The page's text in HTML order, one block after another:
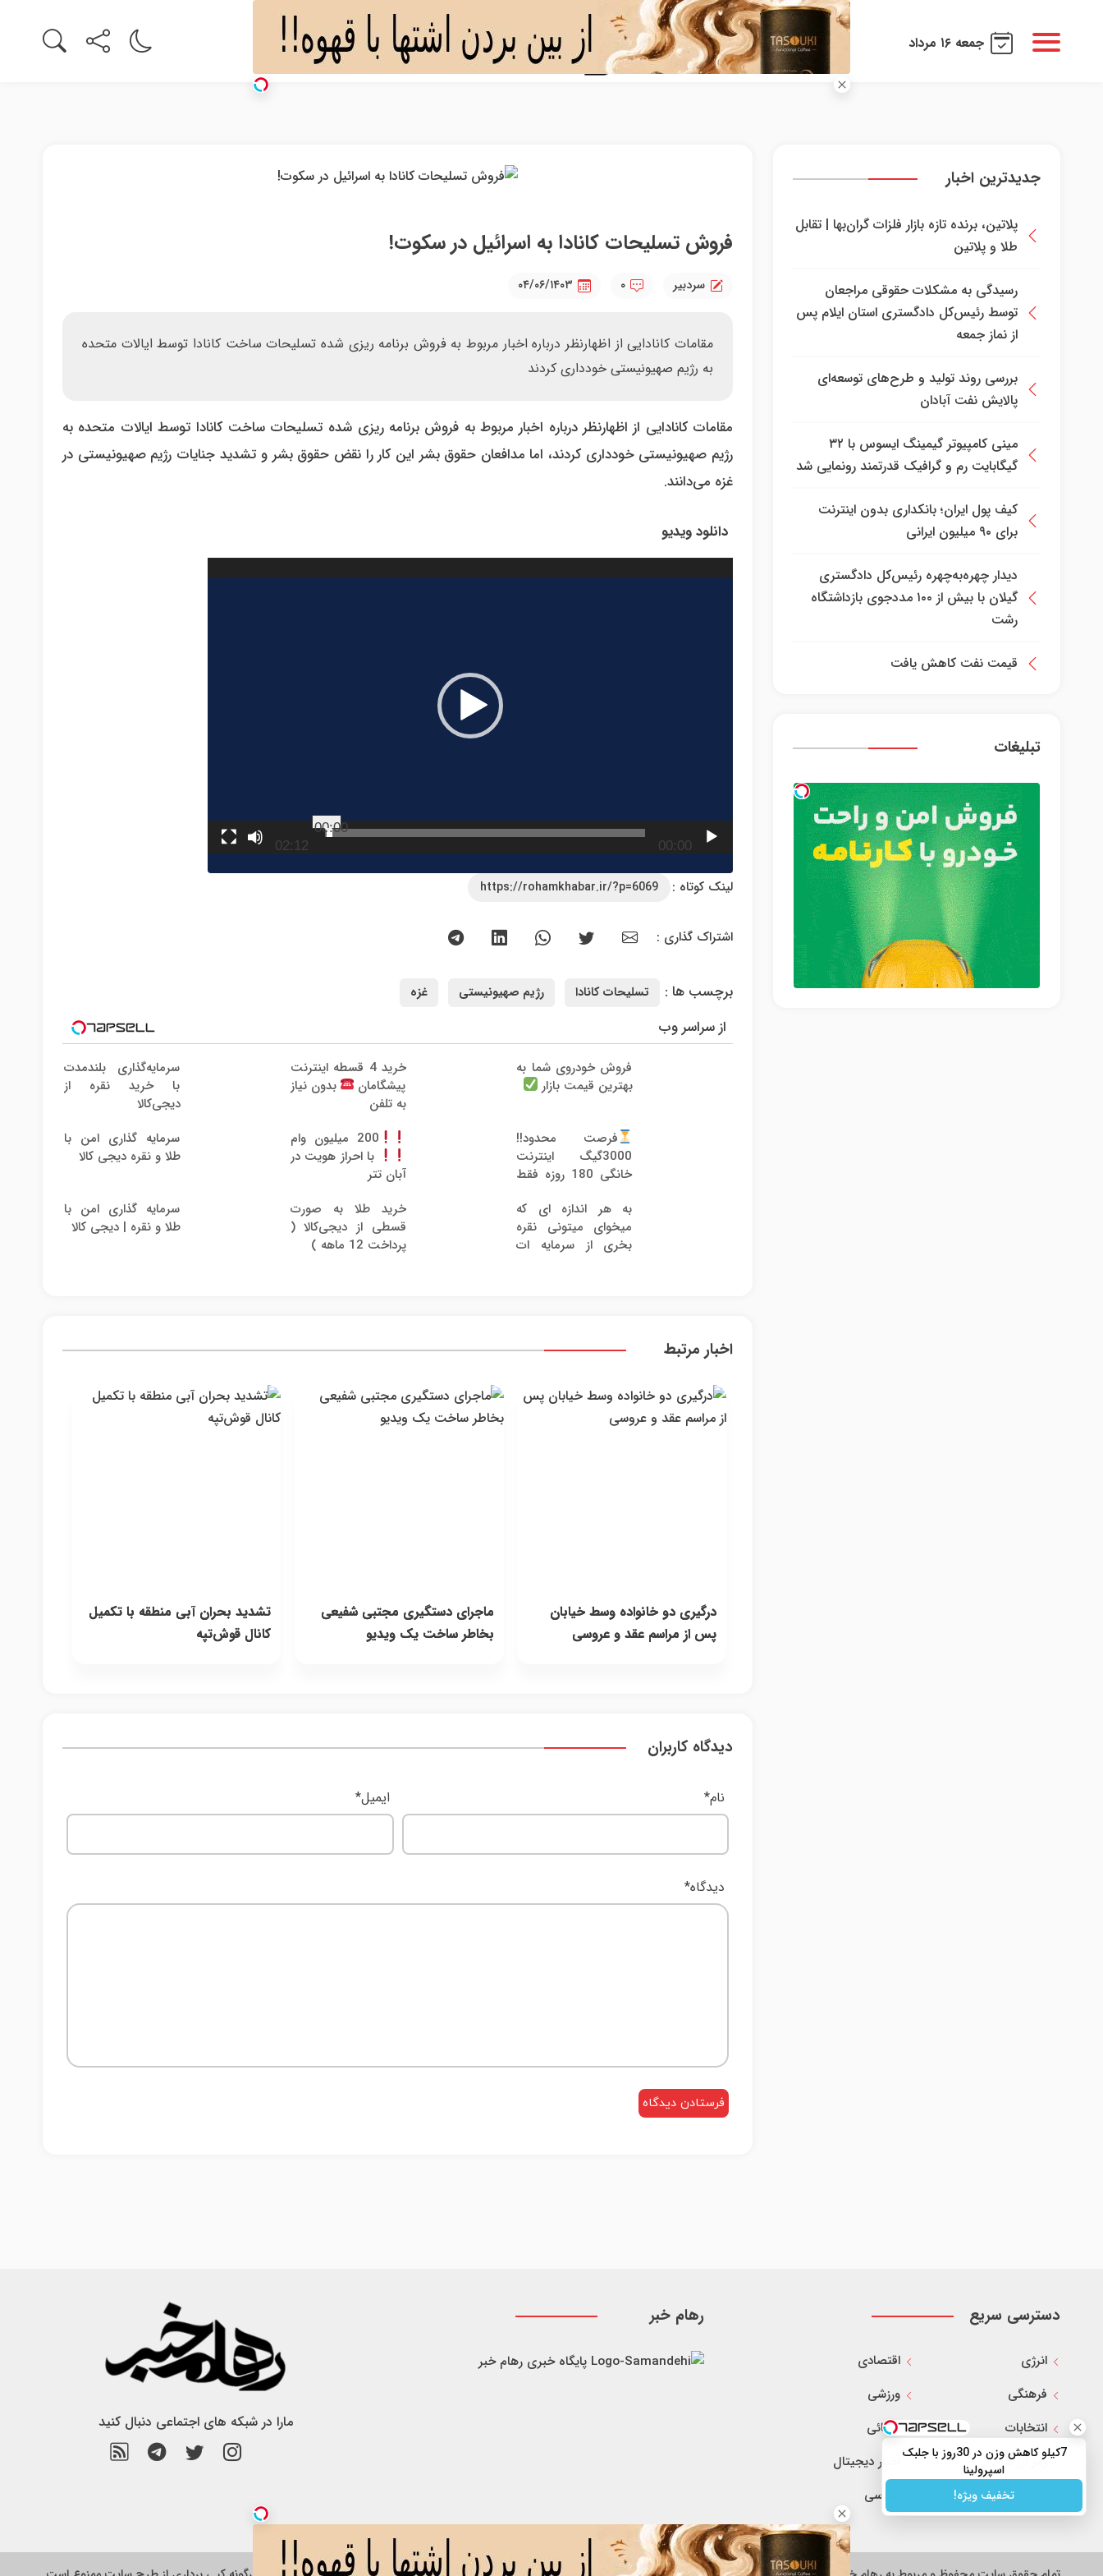
جمعه ۱۶ مرداد
جدیدترین اخبار
پلاتین، برنده تازه بازار فلزات گران‌بها | تقابل
طلا و پلاتین
رسیدگی به مشکلات حقوقی مراجعان
توسط رئیس‌کل دادگستری استان ایلام پس
از نماز جمعه
بررسی روند تولید و طرح‌های توسعه‌ای
پالایش نفت آبادان
مینی کامپیوتر گیمینگ ایسوس با ۳۲
گیگابایت رم و گرافیک قدرتمند رونمایی شد
کیف پول ایران؛ بانکداری بدون اینترنت
برای ۹۰ میلیون ایرانی
دیدار چهره‌به‌چهره رئیس‌کل دادگستری
گیلان با بیش از ۱۰۰ مددجوی بازداشتگاه
رشت
قیمت نفت کاهش یافت
تبلیغات
فروش تسلیحات کانادا به اسرائیل در سکوت!
سردبیر ۰ ۰۴/۰۶/۱۴۰۳
مقامات کانادایی از اظهارنظر درباره اخبار مربوط به فروش برنامه ریزی شده تسلیحات ساخت کانادا توسط ایالات متحده
به رژیم صهیونیستی خودداری کردند
مقامات کانادایی از اظهارنظر درباره اخبار مربوط به فروش برنامه ریزی شده تسلیحات ساخت کانادا توسط ایالات متحده به
رژیم صهیونیستی خودداری کردند، اما مدافعان حقوق بشر این کار را نقض حقوق بشر و تشدید جنایات رژیم صهیونیستی در
غزه می‌دانند.
دانلود ویدیو
00:00
00:00
02:12
لینک کوتاه : https://rohamkhabar.ir/?p=6069
اشتراک گذاری :
برچسب ها : تسلیحات کانادا رژیم صهیونیستی غزه
از سراسر وب
فروش خودروی شما به
بهترین قیمت بازار
خرید 4 قسطه اینترنت
پیشگامان
بدون نیاز
به تلفن
سرمایه‌گذاری بلندمدت
با خرید نقره از
دیجی‌کالا
فرصت محدود!!
3000گیگ اینترنت
خانگی 180 روزه فقط
200 میلیون وام
با احراز هویت در
آبان تتر
سرمایه گذاری امن با
طلا و نقره دیجی کالا
به هر اندازه ای که
میخوای میتونی نقره
بخری از سرمایه ات
خرید طلا به صورت
قسطی از دیجی‌کالا (
پرداخت 12 ماهه )
سرمایه گذاری امن با
طلا و نقره | دیجی کالا
اخبار مرتبط
درگیری دو خانواده وسط خیابان
پس از مراسم عقد و عروسی
ماجرای دستگیری مجتبی شفیعی
بخاطر ساخت یک ویدیو
تشدید بحران آبی منطقه با تکمیل
کانال قوش‌تپه
دیدگاه کاربران
دیدگاه*
نام* ایمیل*
دسترسی سریع
انرژی
اقتصادی
فرهنگی
ورزشی
انتخابات
قضائی
رمز ارز ها
اخبار دیجیتال
بین الملل
سیاسی
رهام خبر
پایگاه خبری رهام خبر
مارا در شبکه های اجتماعی دنبال کنید
7کیلو کاهش وزن در 30روز با جلبک
اسپرولینا
تخفیف ویژه!